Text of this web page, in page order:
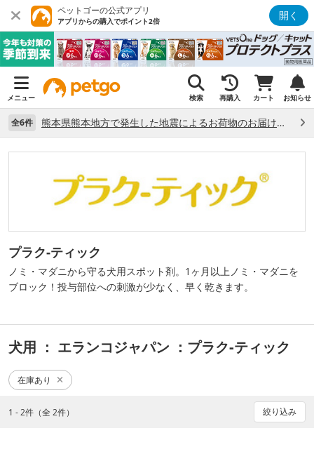
ペットゴーの公式アプリ
アプリからの購入でポイント2倍 開く
メニュー 検索 再購入 カート お知らせ
全6件 熊本県熊本地方で発生した地震によるお荷物のお届け状況について （7/28）
プラク‐ティック
ノミ・マダニから守る犬用スポット剤。1ヶ月以上ノミ・マダニを
ブロック！投与部位への刺激が少なく、早く乾きます。
犬用 ： エランコジャパン ：プラク‐ティック
在庫あり
1 - 2件（全 2件） 絞り込み